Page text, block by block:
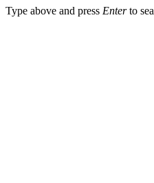
Type above and press Enterto